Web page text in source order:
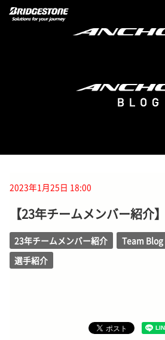
2023年1月25日 18:00
【23年チームメンバー紹介
23年チームメンバー紹介 Team Blog
選手紹介